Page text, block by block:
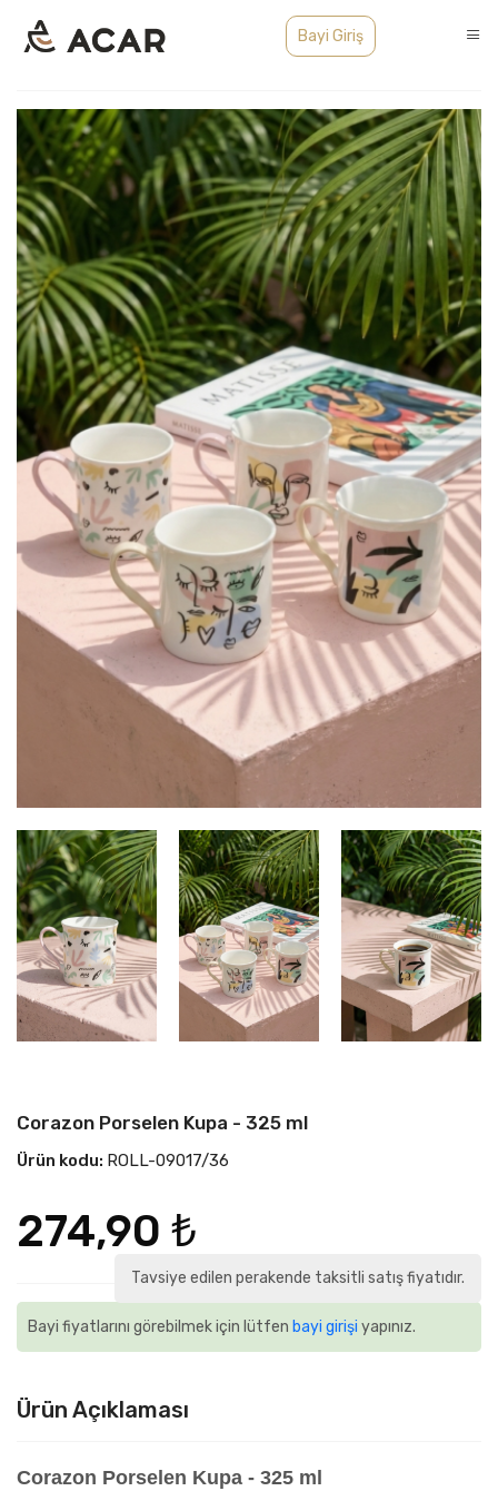
Bayi Giriş
Corazon Porselen Kupa - 325 ml
Ürün kodu: ROLL-09017/36
274,90 ₺
Tavsiye edilen perakende taksitli satış fiyatıdır.
Bayi fiyatlarını görebilmek için lütfen bayi girişi yapınız.
Ürün Açıklaması
Corazon Porselen Kupa - 325 ml